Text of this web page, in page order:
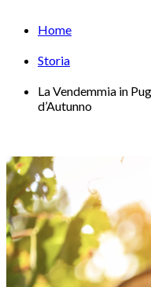
Home
Storia
La Vendemmia in
d’Autunno